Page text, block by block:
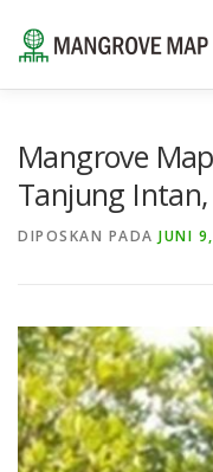
konten
Mangrove
Tanjung Intan,
DIPOSKAN PADA JUNI